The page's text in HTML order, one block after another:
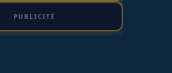
PUBLICITÉ